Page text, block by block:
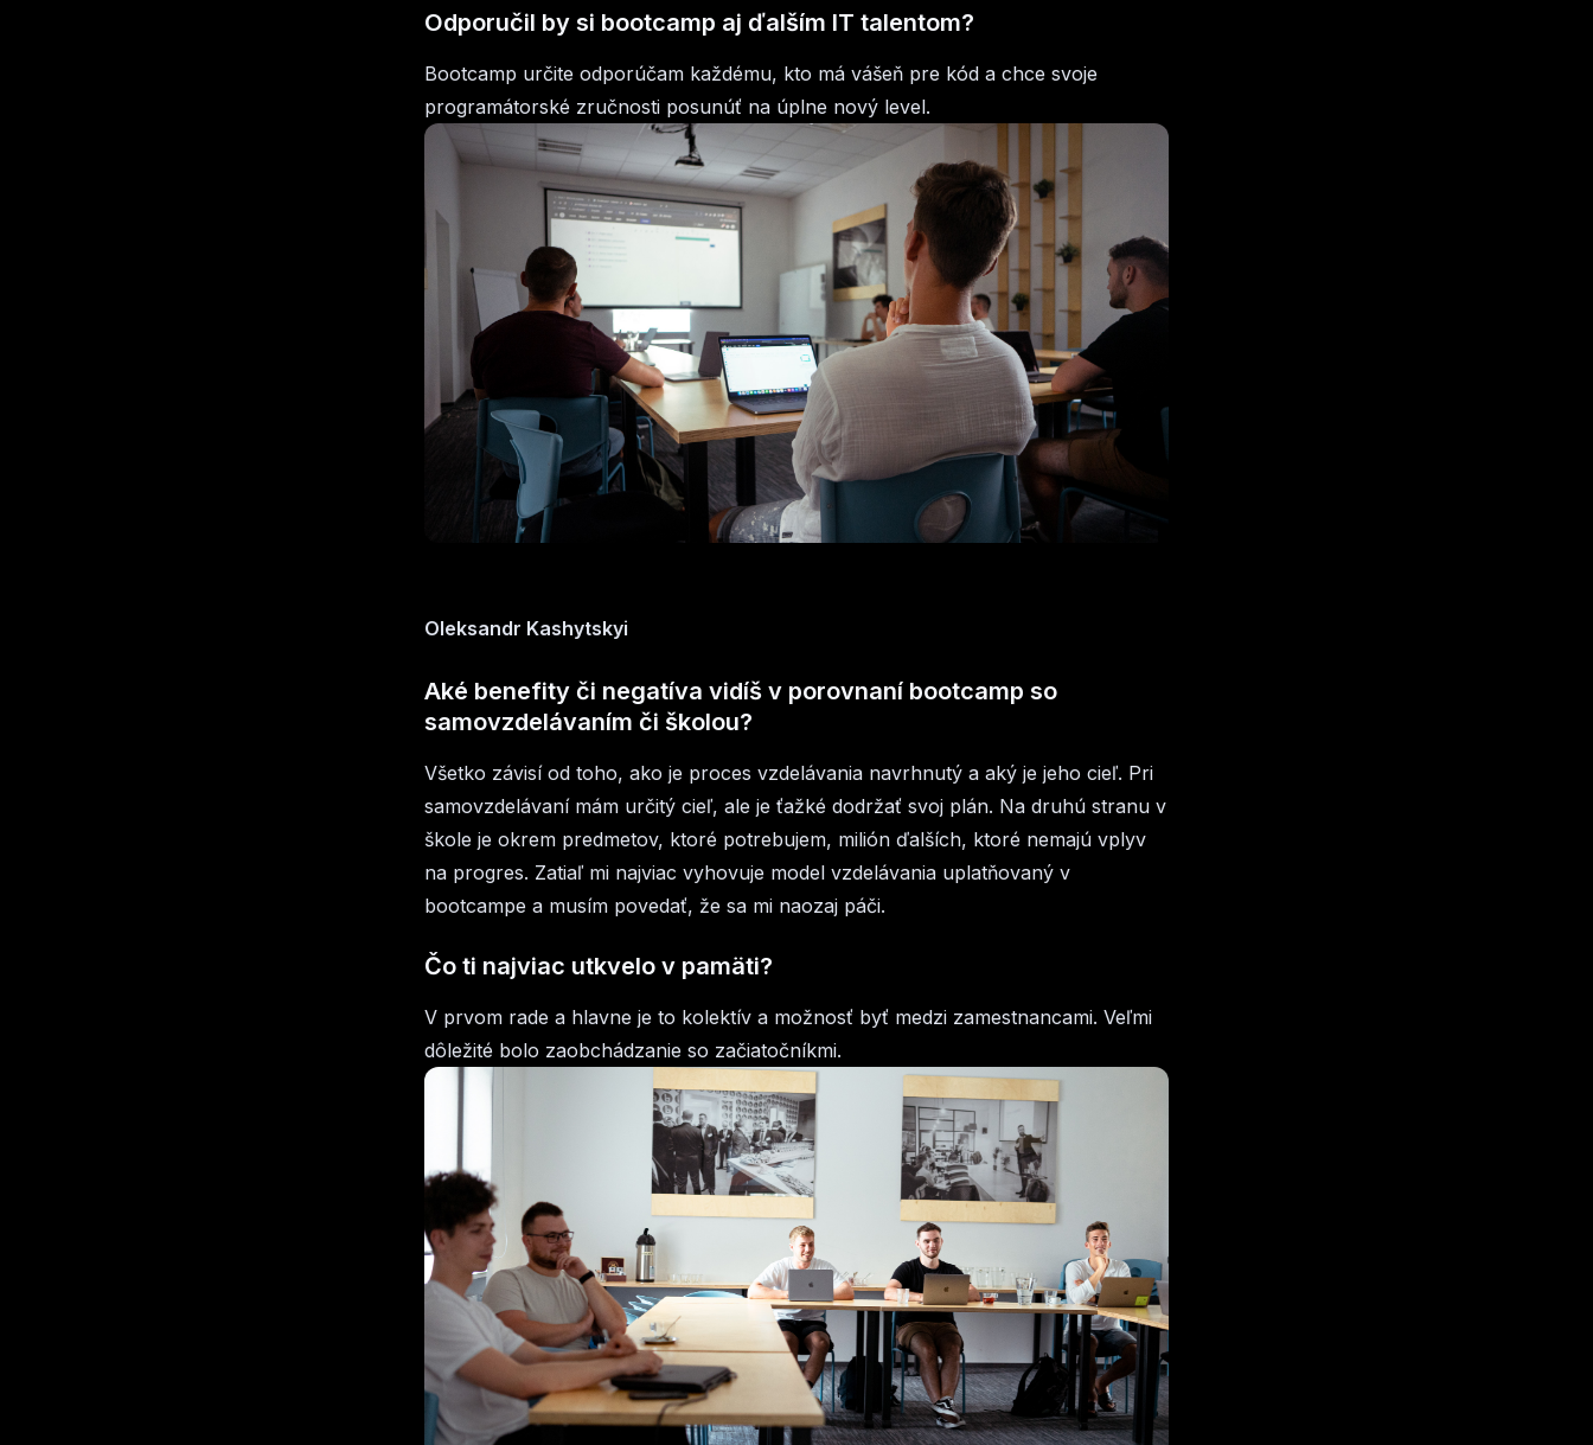
Odporučil by si bootcamp aj ďalším IT talentom?
Bootcamp určite odporúčam každému, kto má vášeň pre kód a chce svoje
programátorské zručnosti posunúť na úplne nový level.
Oleksandr Kashytskyi
Aké benefity či negatíva vidíš v porovnaní bootcamp so
samovzdelávaním či školou?
Všetko závisí od toho, ako je proces vzdelávania navrhnutý a aký je jeho cieľ. Pri
samovzdelávaní mám určitý cieľ, ale je ťažké dodržať svoj plán. Na druhú stranu v
škole je okrem predmetov, ktoré potrebujem, milión ďalších, ktoré nemajú vplyv
na progres. Zatiaľ mi najviac vyhovuje model vzdelávania uplatňovaný v
bootcampe a musím povedať, že sa mi naozaj páči.
Čo ti najviac utkvelo v pamäti?
V prvom rade a hlavne je to kolektív a možnosť byť medzi zamestnancami. Veľmi
dôležité bolo zaobchádzanie so začiatočníkmi.